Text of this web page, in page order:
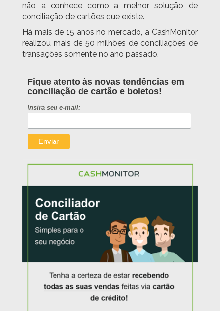
não a conhece como a melhor solução de
conciliação de cartões que existe.
Há mais de 15 anos no mercado, a CashMonitor
realizou mais de 50 milhões de conciliações de
transações somente no ano passado.
Fique atento às novas tendências em
conciliação de cartão e boletos!
Insira seu e-mail: